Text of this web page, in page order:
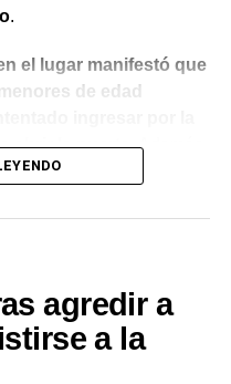
.
el lugar manifestó que
de edad
abrir la puerta.Además,
una denuncia
en ese momento no
acreditara la medida
personal policial dio
para realizar
en la vivienda. También
agredir a
a la